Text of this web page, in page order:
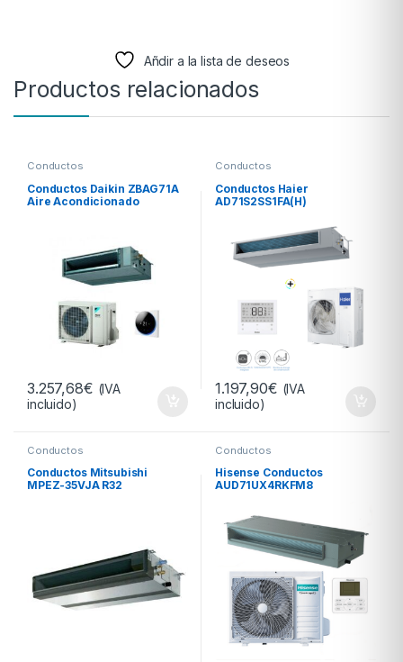
Añdir a la lista de deseos
Productos relacionados
Conductos
Conductos Daikin ZBAG71A
Aire Acondicionado
3.257,68€ (IVA
incluido)
Conductos
Conductos Haier
AD71S2SS1FA(H)
1.197,90€ (IVA
incluido)
Conductos
Conductos Mitsubishi
MPEZ-35VJA R32
Conductos
Hisense Conductos
AUD71UX4RKFM8